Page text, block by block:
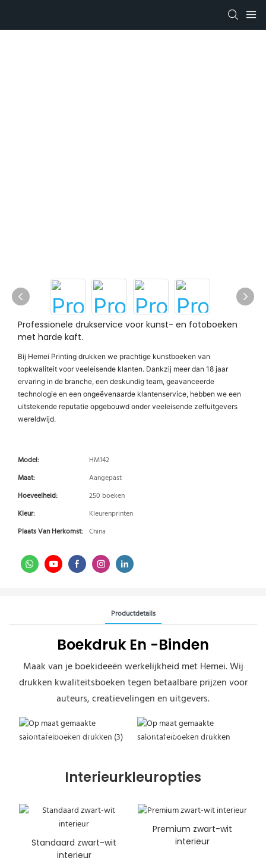
Professionele drukservice voor kunst- en fotoboeken
met harde kaft.
Bij Hemei Printing drukken we prachtige kunstboeken van
topkwaliteit voor veeleisende klanten. Dankzij meer dan 18 jaar
ervaring in de branche, een deskundig team, geavanceerde
technologie en een ongeëvenaarde klantenservice, hebben we een
uitstekende reputatie opgebouwd onder veeleisende zelfuitgevers
wereldwijd.
Model:
HM142
Maat:
Aangepast
Hoeveelheid:
250 boeken
Kleur:
Kleurenprinten
Plaats Van Herkomst: China
Productdetails
Boekdruk En -binden
Maak van je boekideeën werkelijkheid met Hemei. Wij
drukken kwaliteitsboeken tegen betaalbare prijzen voor
auteurs, creatievelingen en uitgevers.
Salontafelboeken drukken Hardcover boekdruk
Interieurkleuropties
Standaard zwart-wit
interieur
Premium zwart-wit
interieur